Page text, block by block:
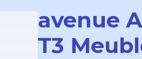
avenue
T3